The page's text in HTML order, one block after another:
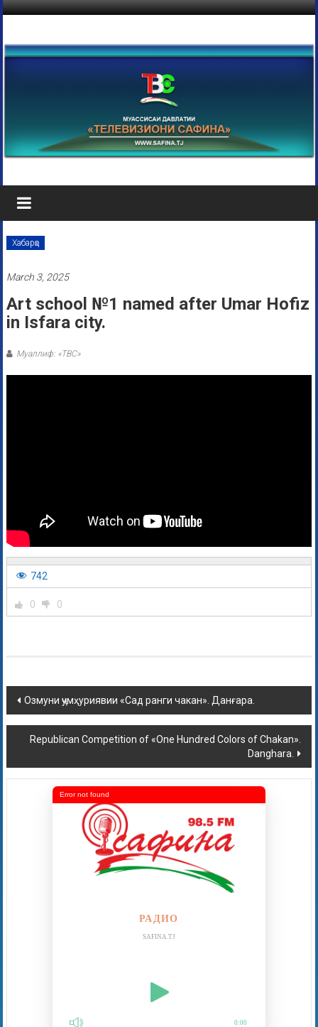
Хабарҳо
March 3, 2025
Art school №1 named after Umar Hofiz
in Isfara city.
Муаллиф: «ТВС»
742
0 0
Озмуни ҷумҳуриявии «Сад ранги чакан». Данғара.
Republican Competition of «One Hundred Colors of Chakan».
Danghara.
РАДИО
SAFINA.TJ
0:00
Error not found